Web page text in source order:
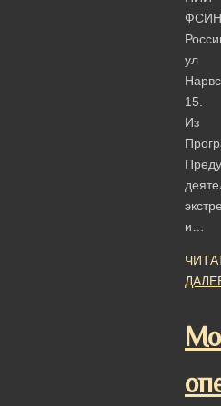
ФСИН
ул
15.
Из
и…